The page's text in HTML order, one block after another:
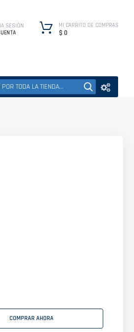
SESIÓN
MI CARRITO DE COMPRAS
$ 0
COMPRAR AHORA